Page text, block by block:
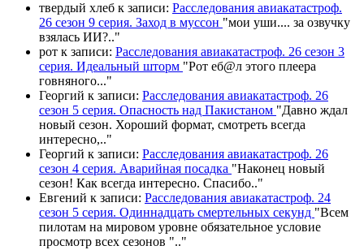
твердый хлеб к записи: Расследования авиакатастроф.
26 сезон 9 серия. Заход в муссон "мои уши.... за озвучку
взялась ИИ?.."
рот к записи: Расследования авиакатастроф. 26 сезон 3
серия. Идеальный шторм "Рот еб@л этого плеера
говняного..."
Георгий к записи: Расследования авиакатастроф. 26
сезон 5 серия. Опасность над Пакистаном "Давно ждал
новый сезон. Хороший формат, смотреть всегда
интересно,.."
Георгий к записи: Расследования авиакатастроф. 26
сезон 4 серия. Аварийная посадка "Наконец новый
сезон! Как всегда интересно. Спасибо.."
Евгений к записи: Расследования авиакатастроф. 24
сезон 5 серия. Одиннадцать смертельных секунд "Всем
пилотам на мировом уровне обязательное условие
просмотр всех сезонов ".."